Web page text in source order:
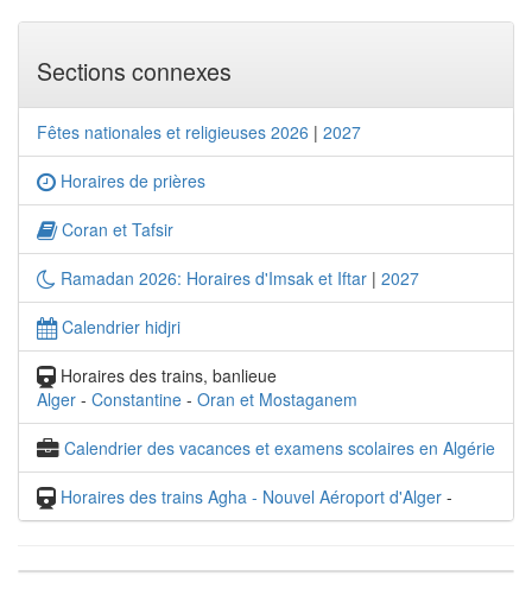
Sections connexes
Fêtes nationales et religieuses 2026 | 2027
Horaires de prières
Coran et Tafsir
Ramadan 2026: Horaires d'Imsak et Iftar | 2027
Calendrier hidjri
Horaires des trains, banlieue
Alger - Constantine - Oran et Mostaganem
Calendrier des vacances et examens scolaires en Algérie
Horaires des trains Agha - Nouvel Aéroport d'Alger -